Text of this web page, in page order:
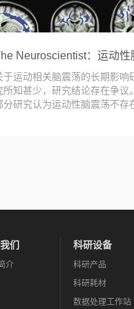
Neuroscientist：运动
于运动相关脑震荡的长期影响
所知甚少，研究结论存在争议。
分研究认为运动性脑震荡不存
们
介
科研设备
科研产品
科研耗材
数据处理工作站